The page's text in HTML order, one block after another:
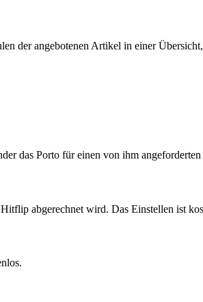
der angebotenen Artikel in einer
das Porto für einen von ihm
abgerechnet wird. Das Einstellen ist